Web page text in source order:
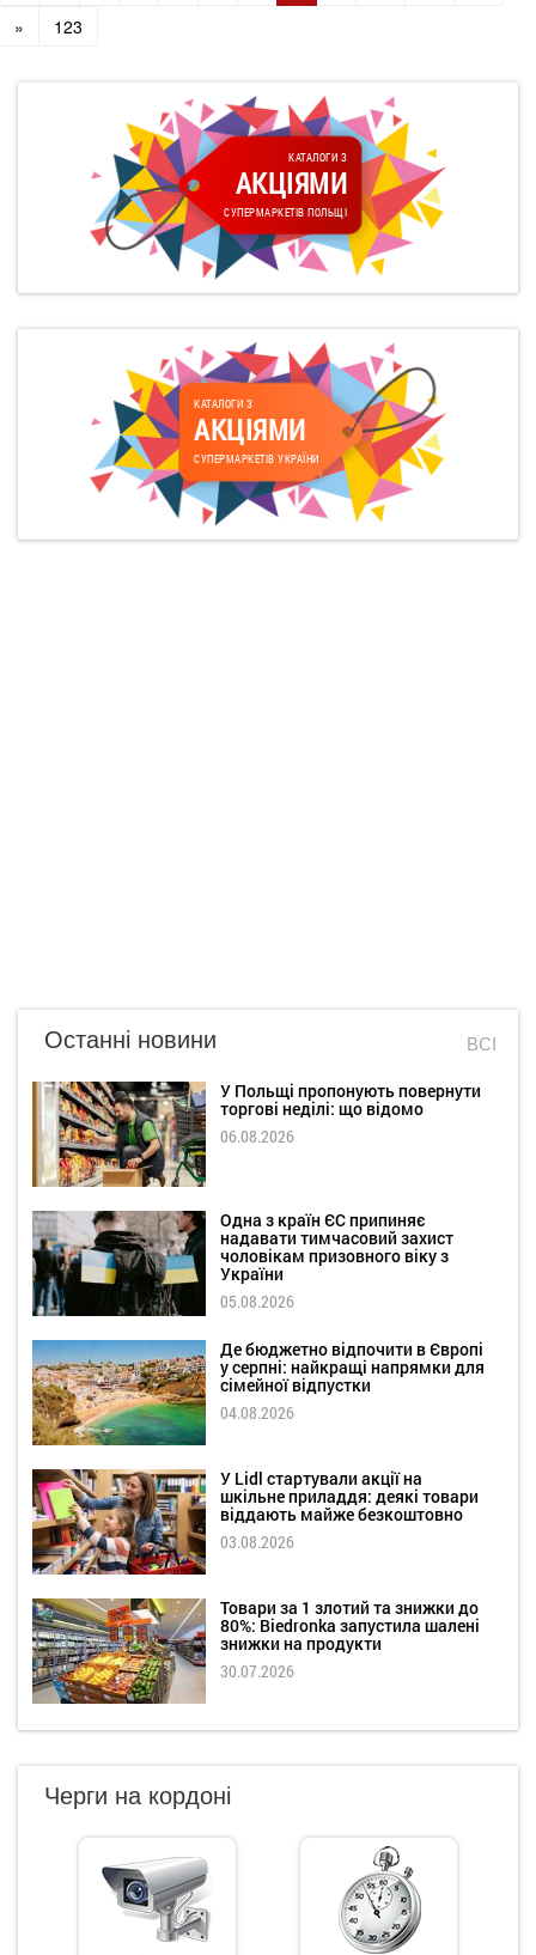
» 123
КАТАЛОГИ З
АКЦІЯМИ
СУПЕРМАРКЕТІВ ПОЛЬЩІ
КАТАЛОГИ З
АКЦІЯМИ
СУПЕРМАРКЕТІВ УКРАЇНИ
Останні новини ВСІ
У Польщі пропонують повернути
торгові неділі: що відомо
06.08.2026
Одна з країн ЄС припиняє
надавати тимчасовий захист
чоловікам призовного віку з
України
05.08.2026
Де бюджетно відпочити в Європі
у серпні: найкращі напрямки для
сімейної відпустки
04.08.2026
У Lidl стартували акції на
шкільне приладдя: деякі товари
віддають майже безкоштовно
03.08.2026
Товари за 1 злотий та знижки до
80%: Biedronka запустила шалені
знижки на продукти
30.07.2026
Черги на кордоні